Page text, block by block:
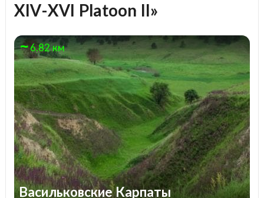
XIV-XVI Platoon II»
6.82 км
Васильковские Карпаты